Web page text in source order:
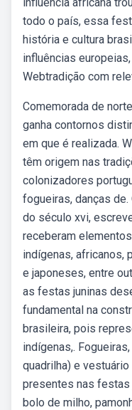
todo o país, essa
história e cultura
influências
Webtradição com
Comemorada de
ganha contornos
em que é realizada.
têm origem nas
colonizadores
fogueiras, danças
do século xvi,
receberam
indígenas, africanos,
e japoneses, entre
as festas juninas
fundamental na
brasileira, pois
indígenas,.
quadrilha) e
presentes nas festas
bolo de milho,